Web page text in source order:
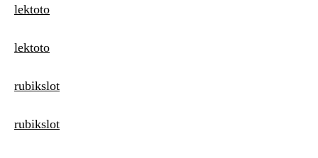
lektoto
lektoto
rubikslot
rubikslot